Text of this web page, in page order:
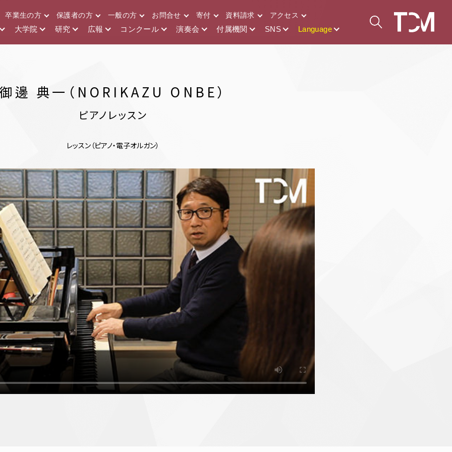
卒業生の方 保護者の方 一般の方 お問合せ 寄付 資料請求 アクセス
大学院 研究 広報 コンクール 演奏会 付属機関 SNS Language
邊 典一（NORIKAZU ONBE）
ピアノレッスン
レッスン（ピアノ・電子オルガン）